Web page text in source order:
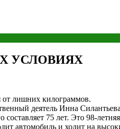
УСЛОВИЯХ
от лишних килограммов.
деятель Инна
составляет 75 лет. Это 98-
автомобиль и ходит на